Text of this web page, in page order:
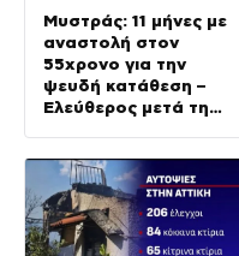
Μυστράς: 11 μήνες με
αναστολή στον
55χρονο για την
ψευδή κατάθεση –
Ελεύθερος μετά τη